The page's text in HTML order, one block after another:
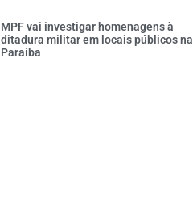
MPF vai investigar homenagens à
ditadura militar em locais públicos na
Paraíba